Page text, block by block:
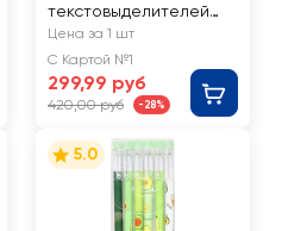
текстовыделителей
BERLINGO Textline
HL300, Арт. 307914
Цена за 1 шт
С Картой №1
299,99 руб
420,00 руб -28%
5.0